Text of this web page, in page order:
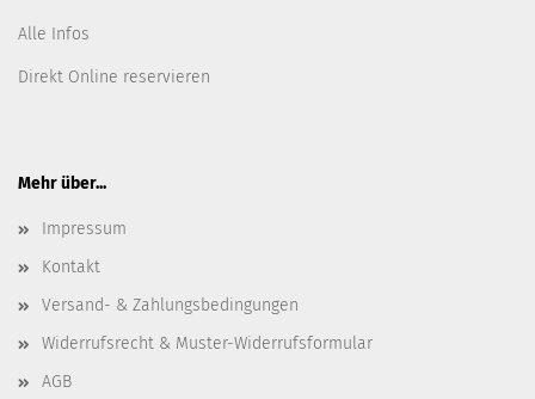
Alle Infos
Direkt Online reservieren
Mehr über...
Impressum
Kontakt
Versand- & Zahlungsbedingungen
Widerrufsrecht & Muster-Widerrufsformular
AGB